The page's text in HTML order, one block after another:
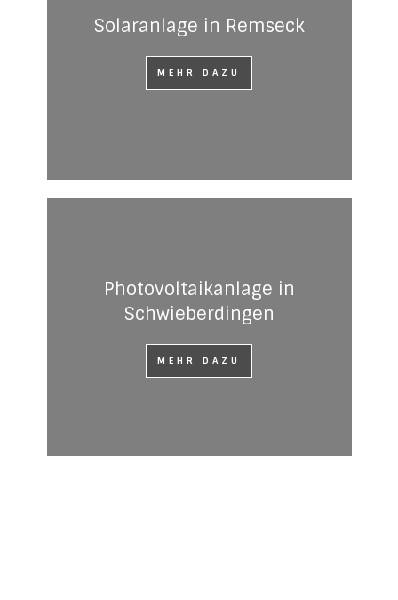
Solaranlage in Remseck
MEHR DAZU
Photovoltaikanlage in
Schwieberdingen
MEHR DAZU